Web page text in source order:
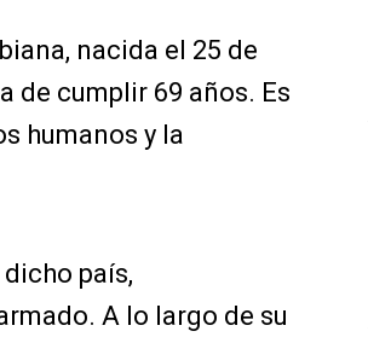
nacida el 25 de
de cumplir 69 años. Es
humanos y la
país,
A lo largo de su